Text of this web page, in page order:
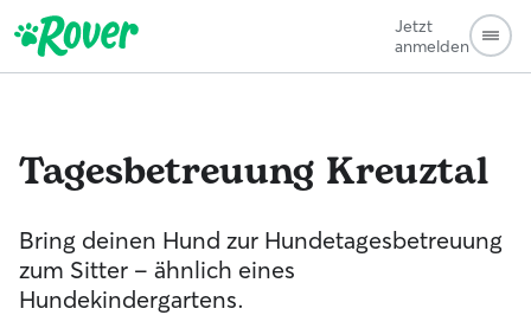
Jetzt
anmelden
Tagesbetreuung Kreuztal
Bring deinen Hund zur Hundetagesbetreuung
zum Sitter - ähnlich eines
Hundekindergartens.